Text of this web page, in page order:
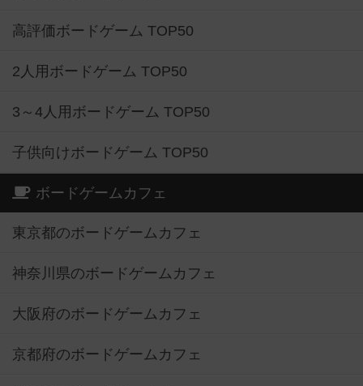
高評価ボードゲーム TOP50
2人用ボードゲーム TOP50
3～4人用ボードゲーム TOP50
子供向けボードゲーム TOP50
ボードゲームカフェ
東京都のボードゲームカフェ
神奈川県のボードゲームカフェ
大阪府のボードゲームカフェ
京都府のボードゲームカフェ